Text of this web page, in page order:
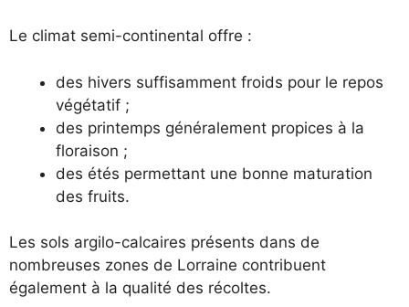
Le climat semi-continental offre :
des hivers suffisamment froids pour le repos
végétatif ;
des printemps généralement propices à la
floraison ;
des étés permettant une bonne maturation
des fruits.
Les sols argilo-calcaires présents dans de
nombreuses zones de Lorraine contribuent
également à la qualité des récoltes.